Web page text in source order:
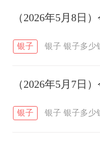
开国纪念币
菜百 周生生
六福 / 金至尊
（2026年5月8日
银子 银子 银子多少
（2026年5月7日
银子 银子 银子多少